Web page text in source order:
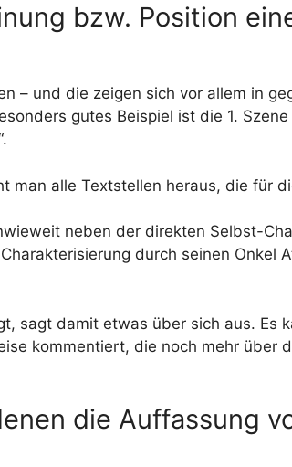
bzw. Position
– und die zeigen sich vor allem in
gutes Beispiel ist die 1.
man alle Textstellen heraus, die für
neben der direkten Selbst-
durch seinen Onkel
sagt damit etwas über sich aus. Es
kommentiert, die noch mehr über
die Auffassung